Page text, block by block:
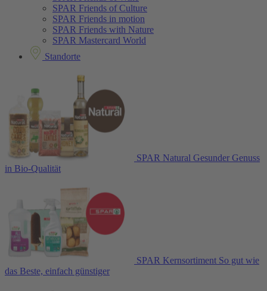
SPAR Friends of Culture
SPAR Friends in motion
SPAR Friends with Nature
SPAR Mastercard World
Standorte
SPAR Natural Gesunder Genuss
in Bio-Qualität
SPAR Kernsortiment So gut wie
das Beste, einfach günstiger